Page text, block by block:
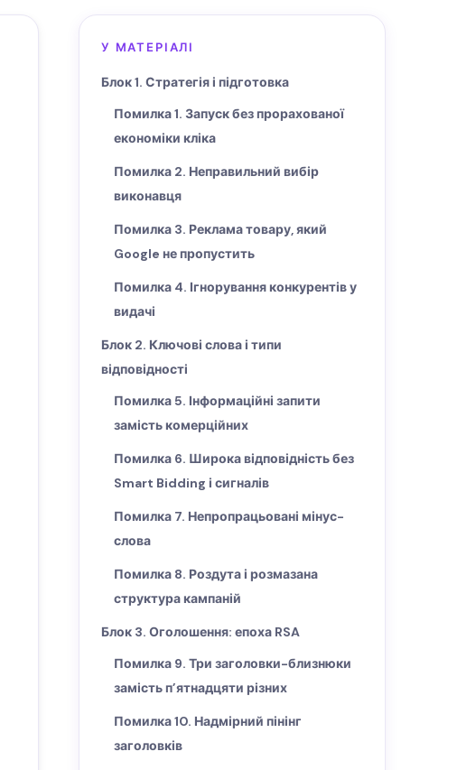
У МАТЕРІАЛІ
Блок 1. Стратегія і підготовка
Помилка 1. Запуск без прорахованої
економіки кліка
Помилка 2. Неправильний вибір
виконавця
Помилка 3. Реклама товару, який
Google не пропустить
Помилка 4. Ігнорування конкурентів у
видачі
Блок 2. Ключові слова і типи
відповідності
Помилка 5. Інформаційні запити
замість комерційних
Помилка 6. Широка відповідність без
Smart Bidding і сигналів
Помилка 7. Непропрацьовані мінус-
слова
Помилка 8. Роздута і розмазана
структура кампаній
Блок 3. Оголошення: епоха RSA
Помилка 9. Три заголовки-близнюки
замість п’ятнадцяти різних
Помилка 10. Надмірний пінінг
заголовків